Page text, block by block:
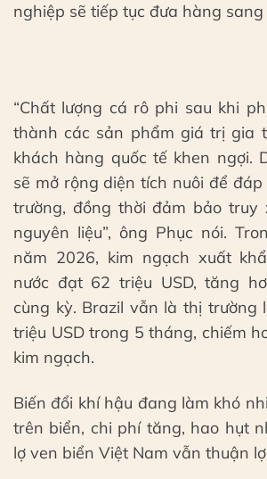
nghiệp sẽ tiếp tục đưa hàng
“Chất lượng cá rô phi sau khi
thành các sản phẩm giá trị gia
khách hàng quốc tế khen ngợi.
sẽ mở rộng diện tích nuôi để
trường, đồng thời đảm bảo truy
nguyên liệu”, ông Phục nói.
năm 2026, kim ngạch xuất
nước đạt 62 triệu USD, tăng
cùng kỳ. Brazil vẫn là thị trường
triệu USD trong 5 tháng, chiếm
kim ngạch.
Biến đổi khí hậu đang làm khó
trên biển, chi phí tăng, hao hụt
lợ ven biển Việt Nam vẫn thuận